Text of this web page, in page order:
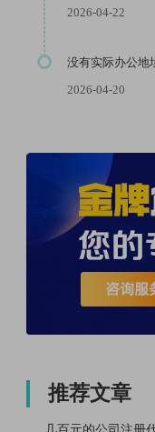
2026-04-22
没有实际办公地
2026-04-20
推荐文章